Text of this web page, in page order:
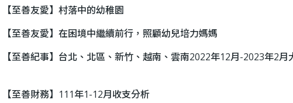
【至善友愛】村落中的幼稚園
【至善友愛】在困境中繼續前行，照顧幼兒培力媽媽
【至善紀事】台北、北區、新竹、越南、雲南2022年12月-2023年2月
【至善財務】111年1-12月收支分析